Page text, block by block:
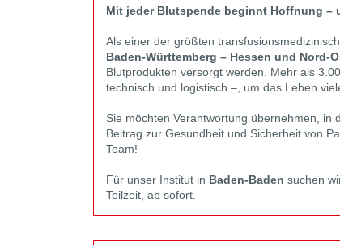
Mit jeder Blutspende beginnt Hoffnung –
Als einer der größten
Baden-Würt­temberg – Hessen und Nord-
Blut­produkten versorgt werden. Mehr als
technisch und logistisch –, um das Leben
Sie möchten Verantwortung über­nehmen, in
Bei­trag zur Gesund­heit und Sicher­heit von
Team!
Für unser Institut in Baden-Baden suchen
Teilzeit, ab sofort.